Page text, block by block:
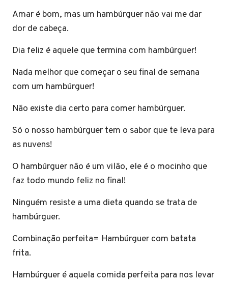
Amar é bom, mas um hambúrguer não vai me dar
dor de cabeça.
Dia feliz é aquele que termina com hambúrguer!
Nada melhor que começar o seu final de semana
com um hambúrguer!
Não existe dia certo para comer hambúrguer.
Só o nosso hambúrguer tem o sabor que te leva para
as nuvens!
O hambúrguer não é um vilão, ele é o mocinho que
faz todo mundo feliz no final!
Ninguém resiste a uma dieta quando se trata de
hambúrguer.
Combinação perfeita= Hambúrguer com batata
frita.
Hambúrguer é aquela comida perfeita para nos levar